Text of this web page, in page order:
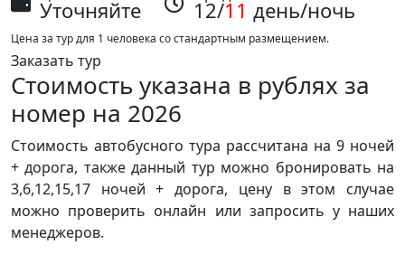
Уточняйте 12/11 день/ночь
Цена за тур для 1 человека со стандартным размещением.
Заказать тур
Стоимость указана в рублях за
номер на 2026
Стоимость автобусного тура рассчитана на 9 ночей
+ дорога, также данный тур можно бронировать на
3,6,12,15,17 ночей + дорога, цену в этом случае
можно проверить онлайн или запросить у наших
менеджеров.